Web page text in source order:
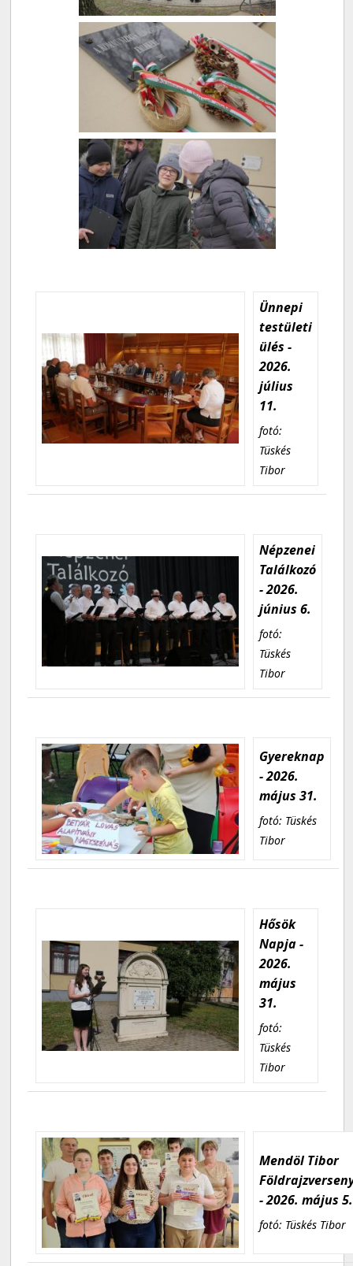
Ünnepi
testületi
ülés -
2026.
július
11.
fotó:
Tüskés
Tibor
Népzenei
Találkozó
- 2026.
június 6.
fotó:
Tüskés
Tibor
Gyereknap
- 2026.
május 31.
fotó: Tüskés
Tibor
Hősök
Napja -
2026.
május
31.
fotó:
Tüskés
Tibor
Mendöl Tibor
- 2026. május 5.
fotó: Tüskés Tibor